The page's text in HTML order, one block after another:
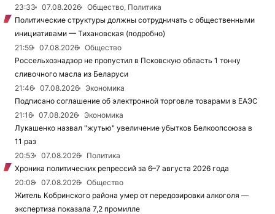
23:33
07.08.2026
Общество, Политика
Политические структуры должны сотрудничать с общественными
инициативами — Тихановская (подробно)
21:59
07.08.2026
Общество
Россельхознадзор не пропустил в Псковскую область 1 тонну
сливочного масла из Беларуси
21:46
07.08.2026
Экономика
Подписано соглашение об электронной торговле товарами в ЕАЭС
21:16
07.08.2026
Экономика
Лукашенко назвал "жутью" увеличение убытков Белкоопсоюза в
11 раз
20:53
07.08.2026
Политика
Хроника политических репрессий за 6–7 августа 2026 года
20:08
07.08.2026
Общество
Житель Кобринского района умер от передозировки алкоголя —
экспертиза показала 7,2 промилле